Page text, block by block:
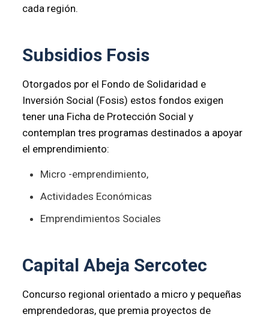
cada región.
Subsidios Fosis
Otorgados por el Fondo de Solidaridad e
Inversión Social (Fosis) estos fondos exigen
tener una Ficha de Protección Social y
contemplan tres programas destinados a apoyar
el emprendimiento:
Micro -emprendimiento,
Actividades Económicas
Emprendimientos Sociales
Capital Abeja Sercotec
Concurso regional orientado a micro y pequeñas
emprendedoras, que premia proyectos de